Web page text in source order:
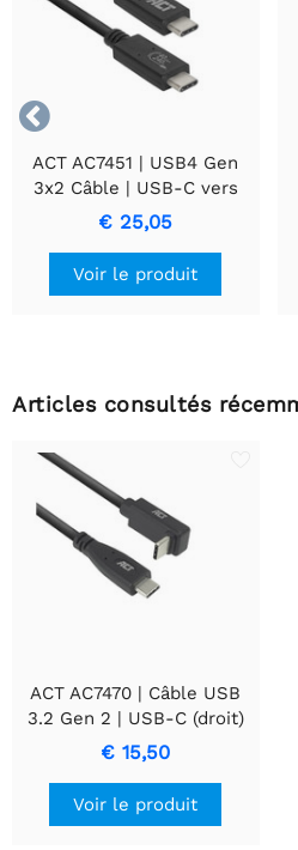

ACT AC7451 | USB4 Gen
3x2 Câble | USB-C vers
USB-C | 0,8m | Noir
€ 25,05
Voir le produit
Articles consultés
ACT AC7470 | Câble USB
3.2 Gen 2 | USB-C (droit)
vers USB-C (coudé vers le
haut/bas) | 60W | 10Gbps |
0,5m | Noir.
€ 15,50
Voir le produit